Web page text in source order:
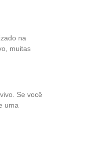
na
muitas
Se você
uma